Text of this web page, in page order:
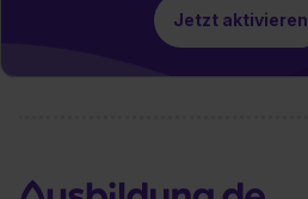
Jetzt aktivieren